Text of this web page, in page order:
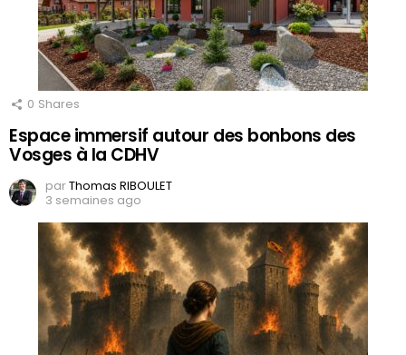
0 Shares
Espace immersif autour des bonbons des
Vosges à la CDHV
parThomas RIBOULET
3 semaines ago